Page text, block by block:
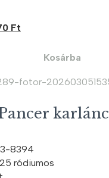
Ft
170 Ft.
Kosárba
karlánc
8394
ródiumos